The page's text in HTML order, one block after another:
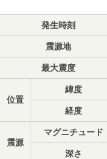
発生時刻
震源地
最大震度
位置
緯度
経度
震源
マグニチュード
深さ